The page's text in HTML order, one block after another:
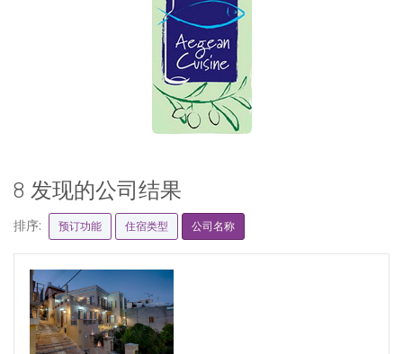
8 发现的公司结果
排序: 预订功能 住宿类型 公司名称